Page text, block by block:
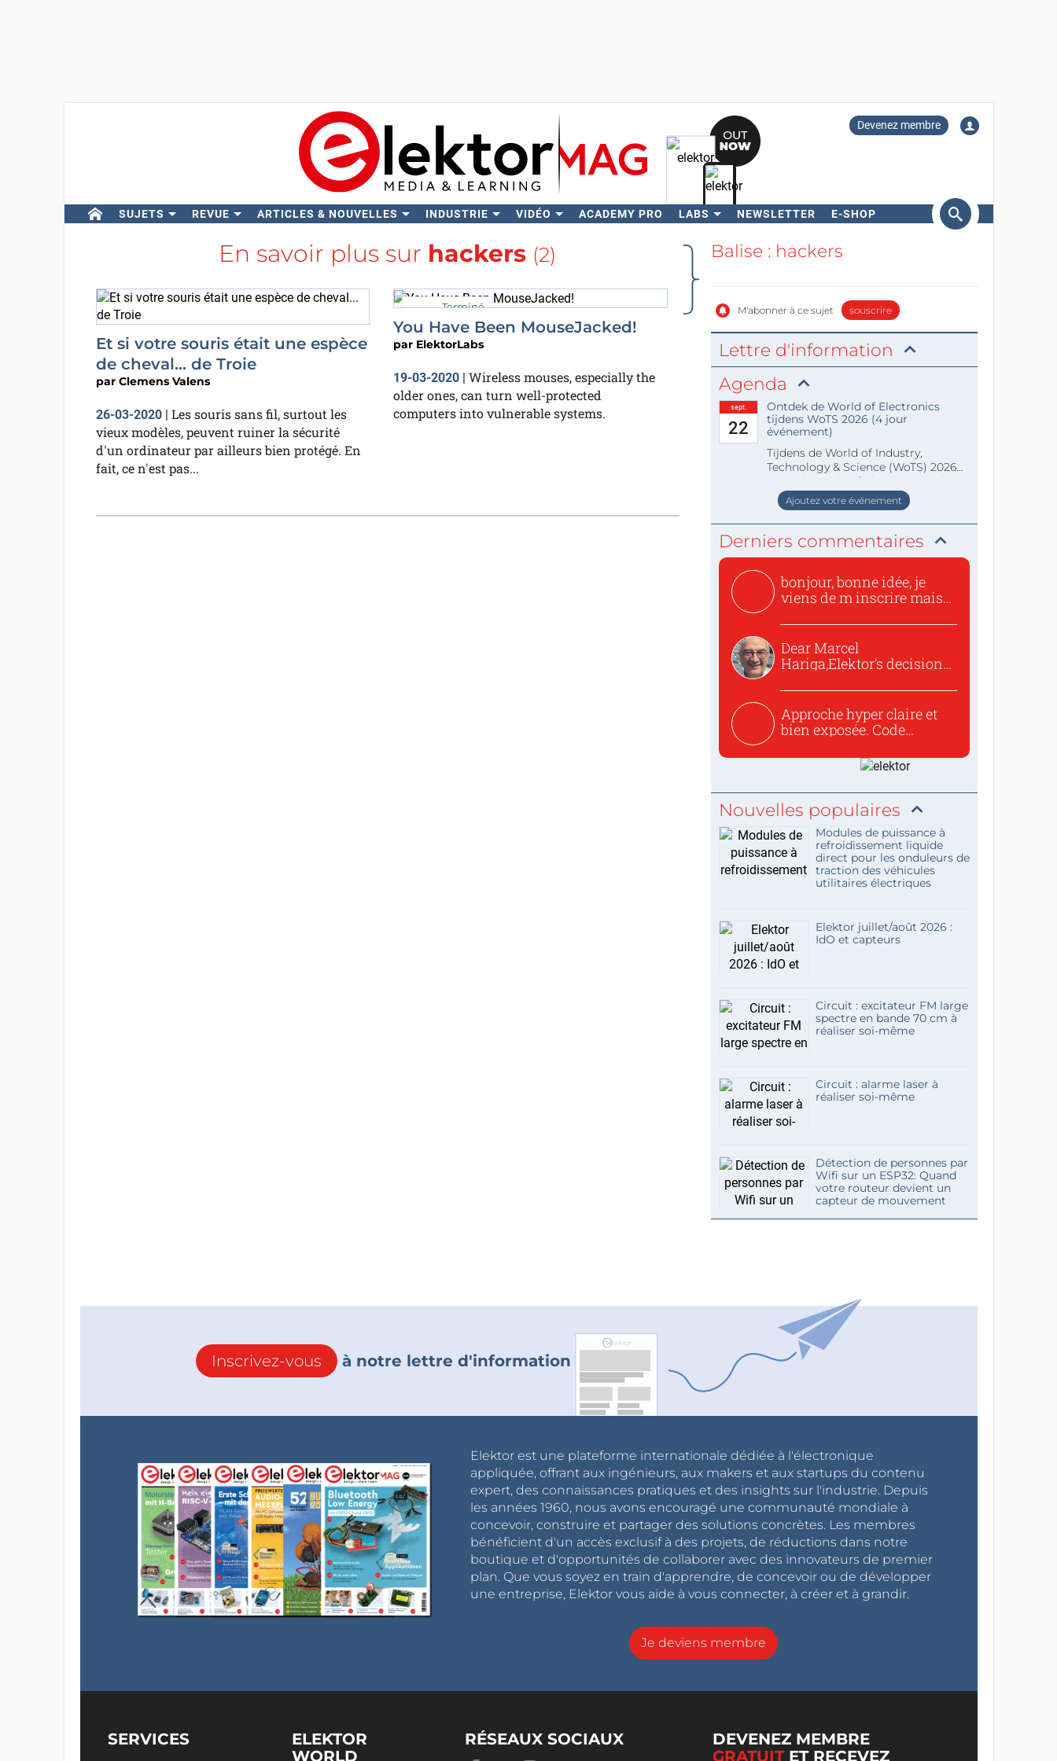
Devenez membre
SUJETS REVUE ARTICLES & NOUVELLES INDUSTRIE VIDÉO ACADEMY PRO LABS NEWSLETTER E-SHOP
Rechercher
En savoir plus sur hackers (2)
Et si votre souris était une espèce
de cheval... de Troie
par Clemens Valens
26-03-2020| Les souris sans fil, surtout les
vieux modèles, peuvent ruiner la sécurité
d'un ordinateur par ailleurs bien protégé. En
fait, ce n'est pas...
Terminé
You Have Been MouseJacked!
par ElektorLabs
19-03-2020 | Wireless mouses, especially the
older ones, can turn well-protected
computers into vulnerable systems.
Balise : hackers
M'abonner à ce sujet souscrire
Lettre d'information
Agenda
sept.
22
Ontdek de World of Electronics
tijdens WoTS 2026 (4 jour
événement)
Tijdens de World of Industry,
Technology & Science (WoTS) 2026
staat de World of Electronics volledi
Ajoutez votre événement
Derniers commentaires
bonjour, bonne idée, je
viens de m inscrire mais
Dear Marcel
Hariga,Elektor’s decision
Approche hyper claire et
bien exposée. Code
Nouvelles populaires
Modules de puissance à
refroidissement liquide
direct pour les onduleurs de
traction des véhicules
utilitaires électriques
Elektor juillet/août 2026 :
IdO et capteurs
Circuit : excitateur FM large
spectre en bande 70 cm à
réaliser soi-même
Circuit : alarme laser à
réaliser soi-même
Détection de personnes par
Wifi sur un ESP32: Quand
votre routeur devient un
capteur de mouvement
Inscrivez-vous à notre lettre d'information
Elektor est une plateforme internationale dédiée à l'électronique
appliquée, offrant aux ingénieurs, aux makers et aux startups du contenu
expert, des connaissances pratiques et des insights sur l'industrie. Depuis
les années 1960, nous avons encouragé une communauté mondiale à
concevoir, construire et partager des solutions concrètes. Les membres
bénéficient d'un accès exclusif à des projets, de réductions dans notre
boutique et d'opportunités de collaborer avec des innovateurs de premier
plan. Que vous soyez en train d'apprendre, de concevoir ou de développer
une entreprise, Elektor vous aide à vous connecter, à créer et à grandir.
Je deviens membre
SERVICES
ELEKTOR
WORLD
RÉSEAUX SOCIAUX
DEVENEZ MEMBRE
GRATUITET RECEVEZ